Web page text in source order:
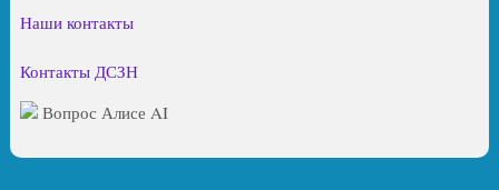
Наши контакты
Контакты ДСЗН
Вопрос Алисе AI